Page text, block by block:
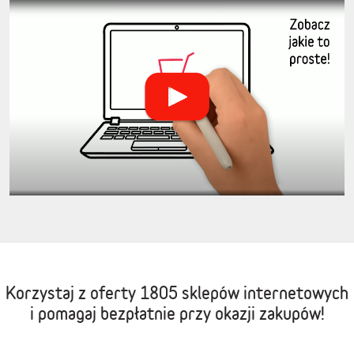
Korzystaj z oferty 1805 sklepów internetowych
i pomagaj bezpłatnie przy okazji zakupów!